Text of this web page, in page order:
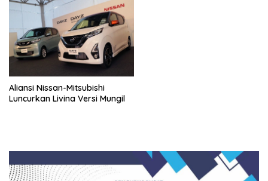
Aliansi Nissan-Mitsubishi
Luncurkan Livina Versi Mungil